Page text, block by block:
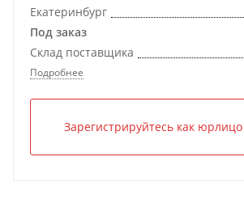
Екатеринбург
Под заказ
Склад поставщика
Подробнее
Зарегистрируйтесь как